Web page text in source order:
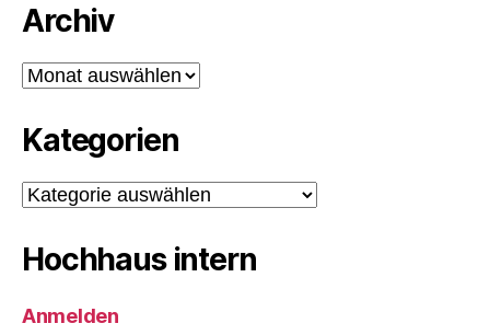
Archiv
Archiv
Kategorien
Kategorien
Hochhaus intern
Anmelden